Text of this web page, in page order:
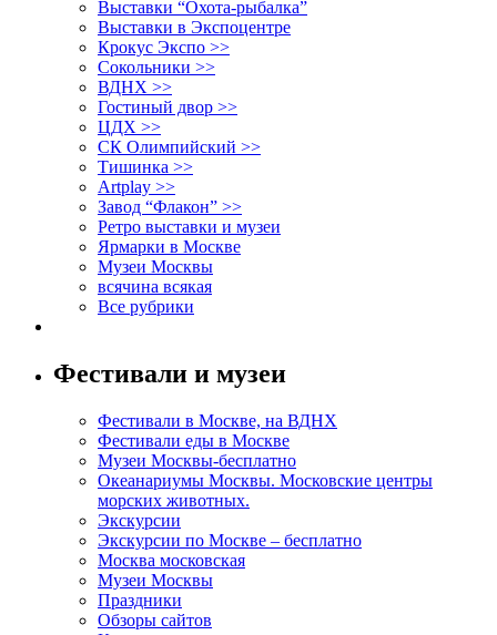
Выставки “Охота-рыбалка”
Выставки в Экспоцентре
Крокус Экспо >>
Сокольники >>
ВДНХ >>
Гостиный двор >>
ЦДХ >>
СК Олимпийский >>
Тишинка >>
Artplay >>
Завод “Флакон” >>
Ретро выставки и музеи
Ярмарки в Москве
Музеи Москвы
всячина всякая
Все рубрики
Фестивали и музеи
Фестивали в Москве, на ВДНХ
Фестивали еды в Москве
Музеи Москвы-бесплатно
Океанариумы Москвы. Московские центры
морских животных.
Экскурсии
Экскурсии по Москве – бесплатно
Москва московская
Музеи Москвы
Праздники
Обзоры сайтов